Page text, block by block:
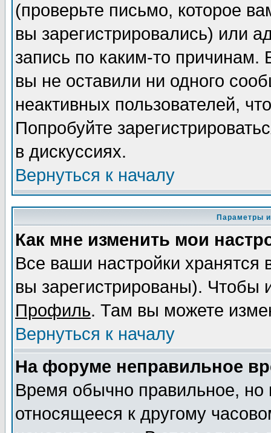
(проверьте письмо, которое
вы зарегистрировались) или
запись по каким-то причинам.
вы не оставили ни одного
неактивных пользователей,
Попробуйте
в дискуссиях.
Вернуться к началу
Параметры
Как мне изменить мои
Все ваши настройки хранятся
вы зарегистрированы). Чтобы
Профиль. Там вы можете
Вернуться к началу
На форуме неправильное
Время обычно правильное,
относящееся к другому